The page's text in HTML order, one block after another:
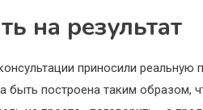
на результат
приносили реальную
построена таким образом,